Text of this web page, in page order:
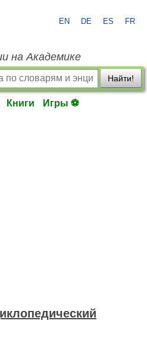
EN DE ES FR
на Академике
Найти!
Книги Игры ⚽